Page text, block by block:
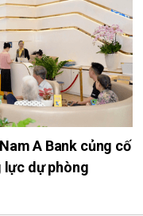
A Bank củng cố
lực dự phòng